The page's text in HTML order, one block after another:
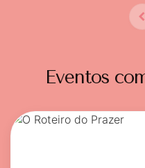
Eventos